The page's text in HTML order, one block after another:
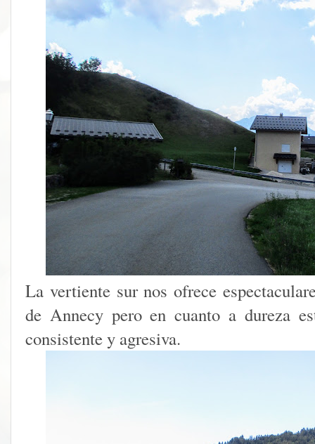
La vertiente sur nos ofrece
de Annecy pero en cuanto a dureza
consistente y agresiva.